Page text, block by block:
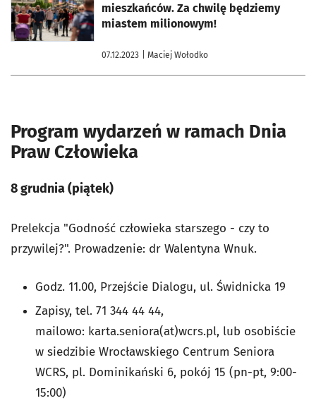
mieszkańców. Za chwilę będziemy
miastem milionowym!
07.12.2023 | Maciej Wołodko
Program wydarzeń w ramach Dnia
Praw Człowieka
8 grudnia (piątek)
Prelekcja "Godność człowieka starszego - czy to
przywilej?". Prowadzenie: dr Walentyna Wnuk.
Godz. 11.00, Przejście Dialogu, ul. Świdnicka 19
Zapisy, tel. 71 344 44 44,
mailowo: karta.seniora(at)wcrs.pl, lub osobiście
w siedzibie Wrocławskiego Centrum Seniora
WCRS, pl. Dominikański 6, pokój 15 (pn-pt, 9:00-
15:00)